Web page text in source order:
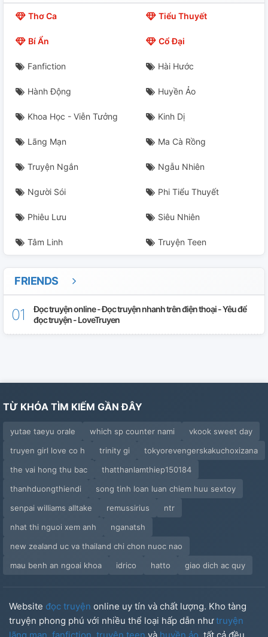
Thơ Ca Tiểu Thuyết
Bí Ẩn Cổ Đại
Fanfiction Hài Hước
Hành Động Huyền Ảo
Khoa Học - Viễn Tưởng Kinh Dị
Lãng Mạn Ma Cà Rồng
Truyện Ngắn Ngẫu Nhiên
Người Sói Phi Tiểu Thuyết
Phiêu Lưu Siêu Nhiên
Tâm Linh Truyện Teen
FRIENDS
Đọc truyện online - Đọc truyện nhanh trên điện thoại - Yêu để
đọc truyện - LoveTruyen
TỪ KHÓA TÌM KIẾM GẦN ĐÂY
yutae taeyu orale which sp counter nami
vkook sweet day
truyen girl love co h
trinity gi
tokyorevengerskakuchoxizana
the vai hong thu bac
thatthanlamthiep150184
thanhduongthiendi
song tinh loan luan chiem huu sextoy
senpai williams alltake
remussirius
ntr
nhat thi nguoi xem anh
nganatsh
new zealand uc va thailand chi chon nuoc nao
mau benh an ngoai khoa
idrico hatto giao dich ac quy
Website đọc truyện online uy tín và chất lượng. Kho tàng
truyện phong phú với nhiều thể loại hấp dẫn nhưtruyện